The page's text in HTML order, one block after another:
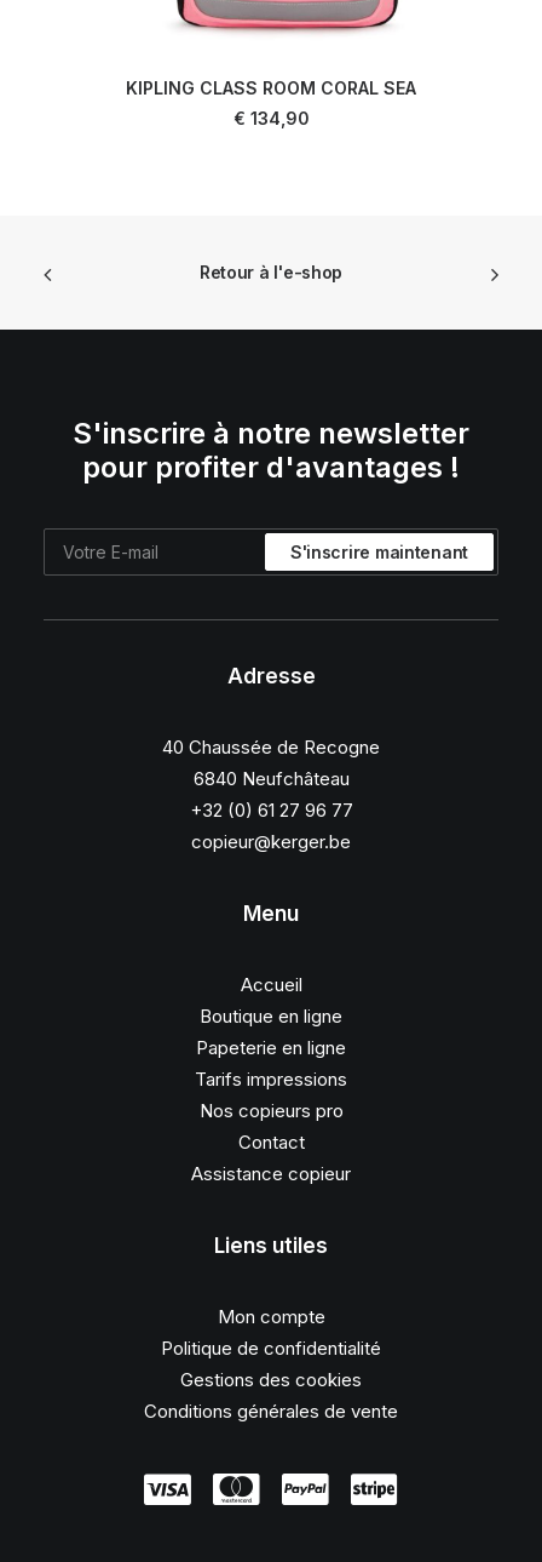
KIPLING CLASS ROOM CORAL SEA
€ 134,90
Retour à l'e-shop
S'inscrire à notre newsletter
pour profiter d'avantages !
Adresse
40 Chaussée de Recogne
6840 Neufchâteau
+32 (0) 61 27 96 77
copieur@kerger.be
Menu
Accueil
Boutique en ligne
Papeterie en ligne
Tarifs impressions
Nos copieurs pro
Contact
Assistance copieur
Liens utiles
Mon compte
Politique de confidentialité
Gestions des cookies
Conditions générales de vente